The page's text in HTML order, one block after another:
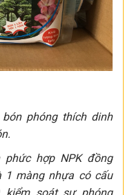
phóng thích dinh
phức hợp NPK đồng
1 màng nhựa có cấu